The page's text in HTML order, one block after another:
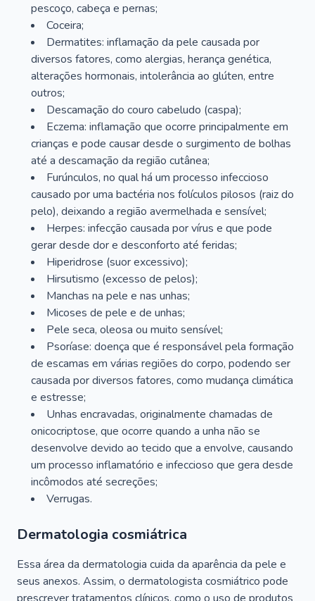
pescoço, cabeça e pernas;
Coceira;
Dermatites: inflamação da pele causada por
diversos fatores, como alergias, herança genética,
alterações hormonais, intolerância ao glúten, entre
outros;
Descamação do couro cabeludo (caspa);
Eczema: inflamação que ocorre principalmente em
crianças e pode causar desde o surgimento de bolhas
até a descamação da região cutânea;
Furúnculos, no qual há um processo infeccioso
causado por uma bactéria nos folículos pilosos (raiz do
pelo), deixando a região avermelhada e sensível;
Herpes: infecção causada por vírus e que pode
gerar desde dor e desconforto até feridas;
Hiperidrose (suor excessivo);
Hirsutismo (excesso de pelos);
Manchas na pele e nas unhas;
Micoses de pele e de unhas;
Pele seca, oleosa ou muito sensível;
Psoríase: doença que é responsável pela formação
de escamas em várias regiões do corpo, podendo ser
causada por diversos fatores, como mudança climática
e estresse;
Unhas encravadas, originalmente chamadas de
onicocriptose, que ocorre quando a unha não se
desenvolve devido ao tecido que a envolve, causando
um processo inflamatório e infeccioso que gera desde
incômodos até secreções;
Verrugas.
Dermatologia cosmiátrica
Essa área da dermatologia cuida da aparência da pele e
seus anexos. Assim, o dermatologista cosmiátrico pode